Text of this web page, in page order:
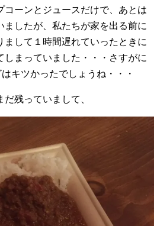
コーンとジュースだけで、あとは
ましたが、私たちが家を出る前に
まして１時間遅れていったときに
しまっていました・・・さすがに
キツかったでしょうね・・・
残っていまして、